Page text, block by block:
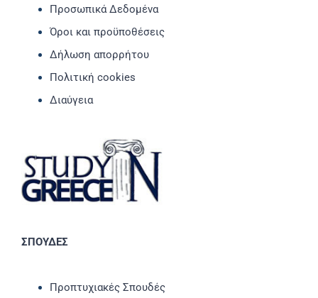
Προσωπικά Δεδομένα
Όροι και προϋποθέσεις
Δήλωση απορρήτου
Πολιτική cookies
Διαύγεια
ΣΠΟΥΔΕΣ
Προπτυχιακές Σπουδές